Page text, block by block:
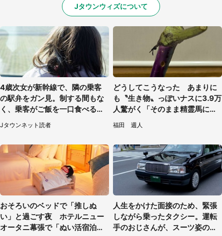
Jタウンウィズについて
4歳次女が新幹線で、隣の乗客
の駅弁をガン見。制する間もな
く、乗客がご飯を一口食べると
（茨城県・50代女性）
Jタウンネット読者
どうしてこうなった あまりに
も〝生き物〟っぽいナスに3.9万
人驚がく「そのまま精霊馬に使
えそう」
福田 週人
おそろいのベッドで「推しぬ
い」と過ごす夜 ホテルニュー
オータニ幕張で「ぬい活宿泊プ
人生をかけた面接のため、緊張
しながら乗ったタクシー。運転
手のおじさんが、スーツ姿の私